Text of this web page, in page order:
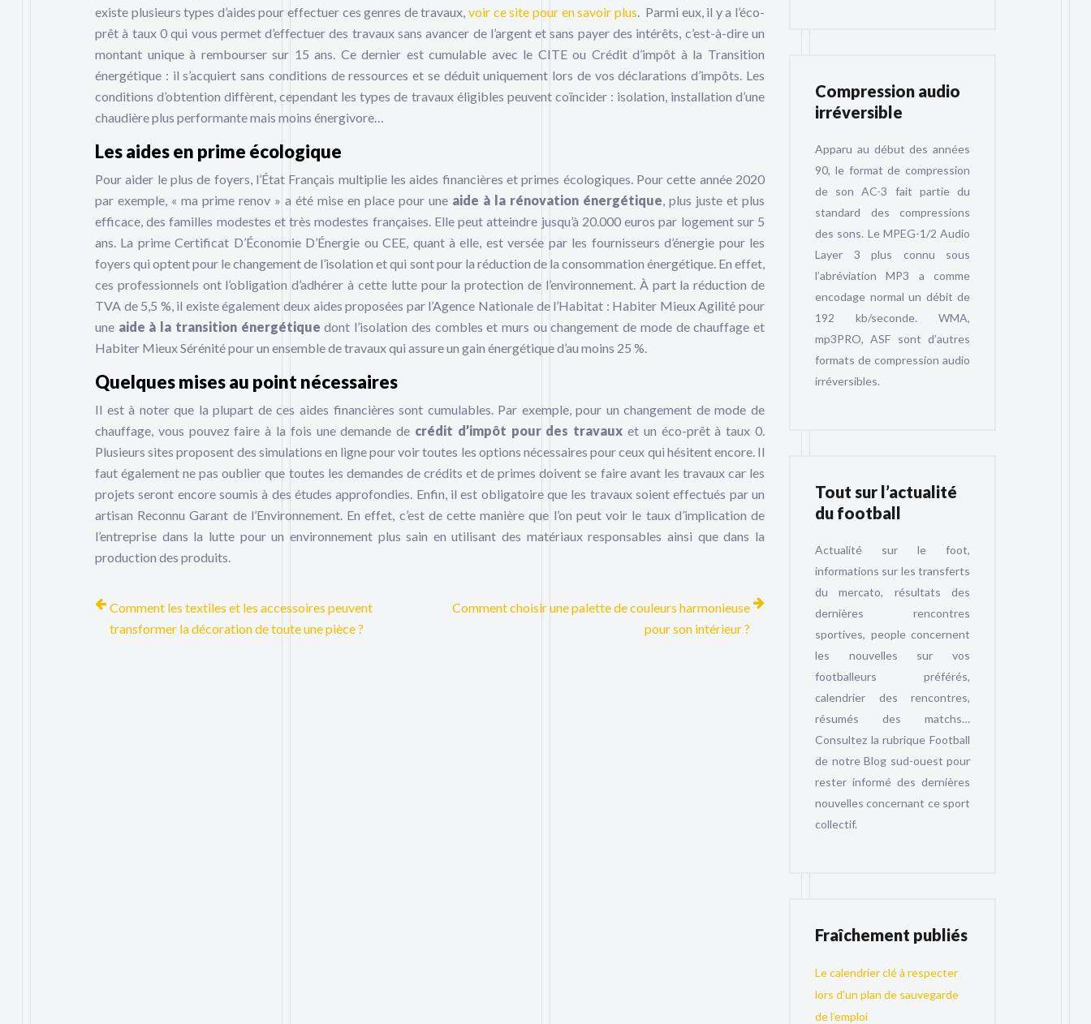
existe plusieurs types d’aides pour effectuer ces genres de travaux,voir ce site pour en savoir plus. Parmi eux, il y a l’éco-
prêt à taux 0 qui vous permet d’effectuer des travaux sans avancer de l’argent et sans payer des intérêts, c’est-à-dire un
montant unique à rembourser sur 15 ans. Ce dernier est cumulable avec le CITE ou Crédit d’impôt à la Transition
énergétique : il s’acquiert sans conditions de ressources et se déduit uniquement lors de vos déclarations d’impôts. Les
conditions d’obtention diffèrent, cependant les types de travaux éligibles peuvent coïncider : isolation, installation d’une
chaudière plus performante mais moins énergivore…
Les aides en prime écologique
Pour aider le plus de foyers, l’État Français multiplie les aides financières et primes écologiques. Pour cette année 2020
par exemple, « ma prime renov » a été mise en place pour une aide à la rénovation énergétique, plus juste et plus
efficace, des familles modestes et très modestes françaises. Elle peut atteindre jusqu’à 20.000 euros par logement sur 5
ans. La prime Certificat D’Économie D’Énergie ou CEE, quant à elle, est versée par les fournisseurs d’énergie pour les
foyers qui optent pour le changement de l’isolation et qui sont pour la réduction de la consommation énergétique. En effet,
ces professionnels ont l’obligation d’adhérer à cette lutte pour la protection de l’environnement. À part la réduction de
TVA de 5,5 %, il existe également deux aides proposées par l’Agence Nationale de l’Habitat : Habiter Mieux Agilité pour
une aide à la transition énergétique dont l’isolation des combles et murs ou changement de mode de chauffage et
Habiter Mieux Sérénité pour un ensemble de travaux qui assure un gain énergétique d’au moins 25 %.
Quelques mises au point nécessaires
Il est à noter que la plupart de ces aides financières sont cumulables. Par exemple, pour un changement de mode de
chauffage, vous pouvez faire à la fois une demande de crédit d’impôt pour des travaux et un éco-prêt à taux 0.
Plusieurs sites proposent des simulations en ligne pour voir toutes les options nécessaires pour ceux qui hésitent encore. Il
faut également ne pas oublier que toutes les demandes de crédits et de primes doivent se faire avant les travaux car les
projets seront encore soumis à des études approfondies. Enfin, il est obligatoire que les travaux soient effectués par un
artisan Reconnu Garant de l’Environnement. En effet, c’est de cette manière que l’on peut voir le taux d’implication de
l’entreprise dans la lutte pour un environnement plus sain en utilisant des matériaux responsables ainsi que dans la
production des produits.
Comment les textiles et les accessoires peuvent
transformer la décoration de toute une pièce ?
Comment choisir une palette de couleurs harmonieuse
pour son intérieur ?
Compression audio
irréversible
Apparu au début des années
90, le format de compression
de son AC-3 fait partie du
standard des compressions
des sons. Le MPEG-1/2 Audio
Layer 3 plus connu sous
l’abréviation MP3 a comme
encodage normal un débit de
192 kb/seconde. WMA,
mp3PRO, ASF sont d’autres
formats de compression audio
irréversibles.
Tout sur l’actualité
du football
Actualité sur le foot,
informations sur les transferts
du mercato, résultats des
dernières rencontres
sportives, people concernent
les nouvelles sur vos
footballeurs préférés,
calendrier des rencontres,
résumés des matchs…
Consultez la rubrique Football
de notre Blog sud-ouest pour
rester informé des dernières
nouvelles concernant ce sport
collectif.
Fraîchement publiés
Le calendrier clé à respecter
lors d’un plan de sauvegarde
de l’emploi